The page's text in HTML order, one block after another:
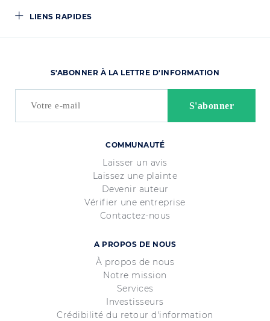
LIENS RAPIDES
COMMUNAUTÉ
Laisser un avis
Laissez une plainte
Devenir auteur
Vérifier une entreprise
Contactez-nous
A PROPOS DE NOUS
À propos de nous
Notre mission
Services
Investisseurs
Crédibilité du retour d'information
S'ABONNER À LA LETTRE D'INFORMATION